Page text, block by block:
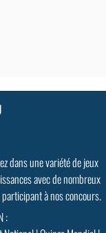
dans une variété de jeux
avec de nombreux
à nos concours.
: